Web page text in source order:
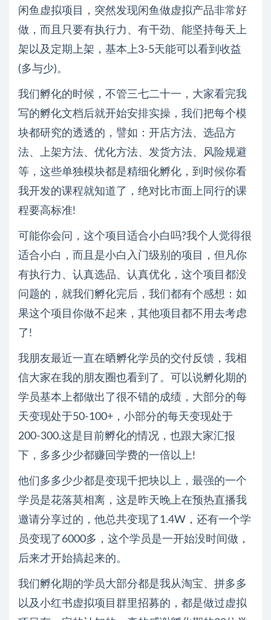
闲鱼虚拟项目，突然发现闲鱼做虚拟产品非常好
做，而且只要有执行力、有干劲、能坚持每天上
架以及定期上架，基本上3-5天能可以看到收益
(多与少)。
我们孵化的时候，不管三七二十一，大家看完我
写的孵化文档后就开始安排实操，我们把每个模
块都研究的透透的，譬如：开店方法、选品方
法、上架方法、优化方法、发货方法、风险规避
等，这些单独模块都是精细化孵化，到时候你看
我开发的课程就知道了，绝对比市面上同行的课
程要高标准!
可能你会问，这个项目适合小白吗?我个人觉得很
适合小白，而且是小白入门级别的项目，但凡你
有执行力、认真选品、认真优化，这个项目都没
问题的，就我们孵化完后，我们都有个感想：如
果这个项目你做不起来，其他项目都不用去考虑
了!
我朋友最近一直在晒孵化学员的交付反馈，我相
信大家在我的朋友圈也看到了。可以说孵化期的
学员基本上都做出了很不错的成绩，大部分的每
天变现处于50-100+，小部分的每天变现处于
200-300.这是目前孵化的情况，也跟大家汇报
下，多多少少都赚回学费的一倍以上!
他们多多少少都是变现千把块以上，最强的一个
学员是花落莫相离，这是昨天晚上在预热直播我
邀请分享过的，他总共变现了1.4W，还有一个学
员变现了6000多，这个学员是一开始没时间做，
后来才开始搞起来的。
我们孵化期的学员大部分都是我从淘宝、拼多多
以及小红书虚拟项目群里招募的，都是做过虚拟